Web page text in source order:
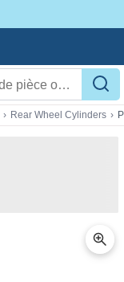
› Rear Wheel Cylinders ›